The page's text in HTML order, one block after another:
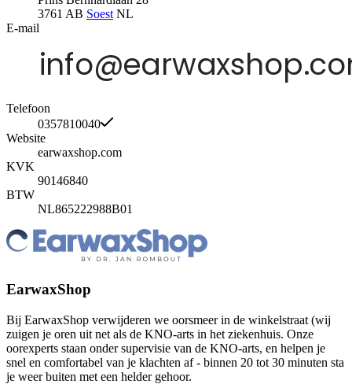
3761 AB Soest NL
E-mail
Telefoon
0357810040
Website
earwaxshop.com
KVK
90146840
BTW
NL865222988B01
EarwaxShop
Bij EarwaxShop verwijderen we oorsmeer in de winkelstraat (wij
zuigen je oren uit net als de KNO-arts in het ziekenhuis. Onze
oorexperts staan onder supervisie van de KNO-arts, en helpen je
snel en comfortabel van je klachten af - binnen 20 tot 30 minuten sta
je weer buiten met een helder gehoor.